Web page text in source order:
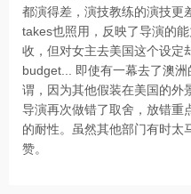
都演得差，演技教练的演技更
takes也照用，反映了导演的
收，但对女主去美国这个设定
budget... 即使有一幕去了澳
谓，因为其他假装在美国的外
导演再次做错了取舍，放错重
的耐性。虽然其他部门有时太
赞。